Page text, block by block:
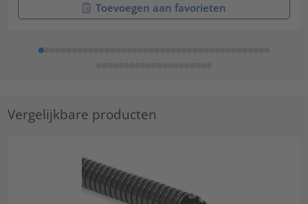
Toevoegen aan favorieten
Vergelijkbare producten